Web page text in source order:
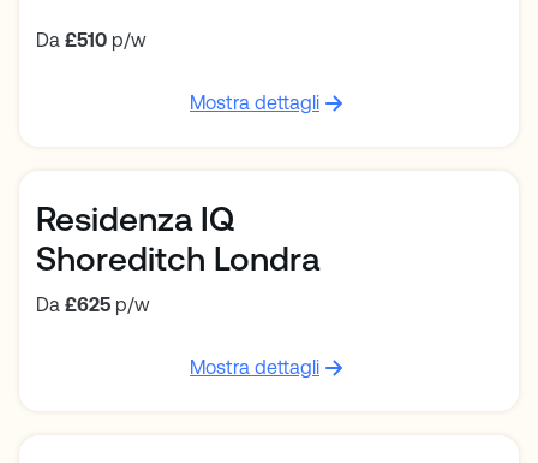
Da £510 p/w
Mostra dettagli
Residenza IQ
Shoreditch Londra
Da £625 p/w
Mostra dettagli